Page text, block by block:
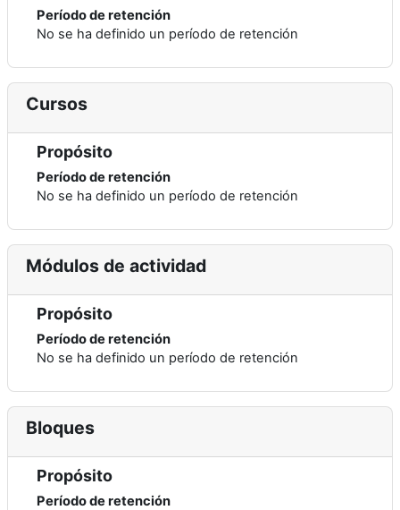
Período de retención
No se ha definido un período de retención
Cursos
Propósito
Período de retención
No se ha definido un período de retención
Módulos de actividad
Propósito
Período de retención
No se ha definido un período de retención
Bloques
Propósito
Período de retención